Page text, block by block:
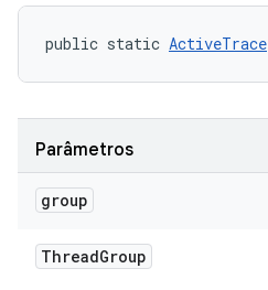
public static ActiveTrace
Parâmetros
group
ThreadGroup